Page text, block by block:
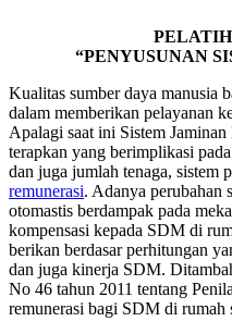
“PENYUSUNAN
Kualitas sumber daya manusia
dalam memberikan pelayanan
Apalagi saat ini Sistem
terapkan yang berimplikasi
dan juga jumlah tenaga, sistem
remunerasi. Adanya perubahan
otomastis berdampak pada
kompensasi kepada SDM di
berikan berdasar perhitungan
dan juga kinerja SDM.
No 46 tahun 2011 tentang
remunerasi bagi SDM di rumah